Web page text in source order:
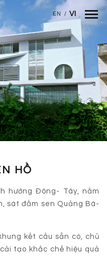
EN / VI
HỒ
hướng Đông- Tây, nằm
sát đầm sen Quảng Bá-
kết cấu sẵn có, chủ
tạo khắc chế hiệu quả